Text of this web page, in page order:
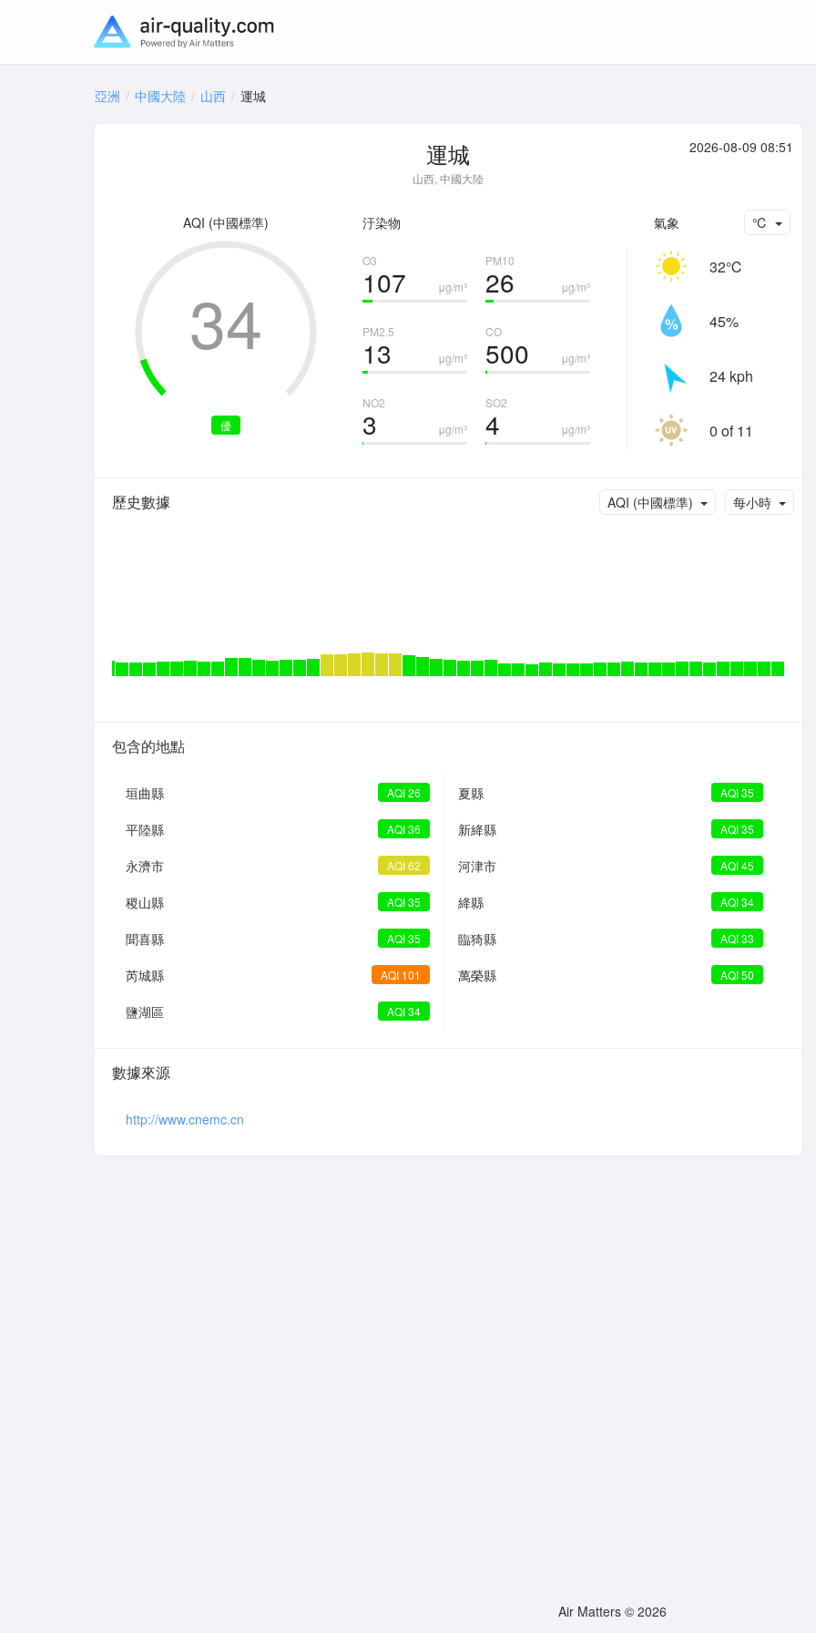
亞洲 中國大陸 山西 運城
運城
山西, 中國大陸
2026-08-09 08:51
AQI (中國標準)
優
34
汙染物
O3
μg/m³
107
PM10
μg/m³
26
PM2.5
μg/m³
13
CO
μg/m³
500
NO2
μg/m³
3
SO2
μg/m³
4
氣象 ℃
32℃
45%
24 kph
0 of 11
歷史數據 每小時
AQI (中國標準)
包含的地點
垣曲縣 AQI 26 夏縣 AQI 35
平陸縣 AQI 36 新絳縣 AQI 35
永濟市 AQI 62 河津市 AQI 45
稷山縣 AQI 35 絳縣 AQI 34
聞喜縣 AQI 35 臨猗縣 AQI 33
芮城縣 AQI 101 萬榮縣 AQI 50
鹽湖區 AQI 34
數據來源
http://www.cnemc.cn
Air Matters © 2026